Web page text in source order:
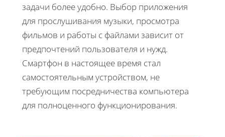
задачи более удобно. Выбор приложения
для прослушивания музыки, просмотра
фильмов и работы с файлами зависит от
предпочтений пользователя и нужд.
Смартфон в настоящее время стал
самостоятельным устройством, не
требующим посредничества компьютера
для полноценного функционирования.